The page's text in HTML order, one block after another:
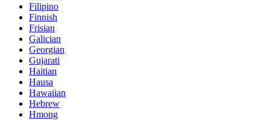
Filipino
Finnish
Frisian
Galician
Georgian
Gujarati
Haitian
Hausa
Hawaiian
Hebrew
Hmong